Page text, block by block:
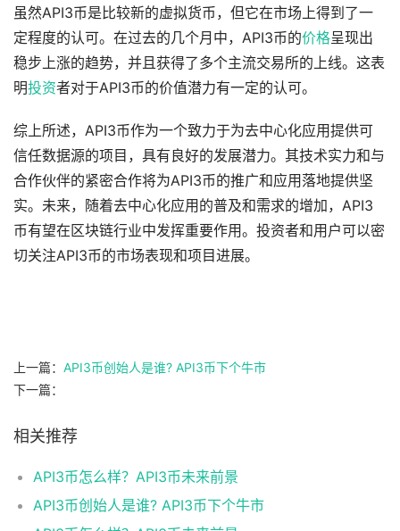
虽然API3币是比较新的虚拟货币，但它在市场上得到了一
定程度的认可。在过去的几个月中，API3币的价格呈现出
稳步上涨的趋势，并且获得了多个主流交易所的上线。这表
明投资者对于API3币的价值潜力有一定的认可。
综上所述，API3币作为一个致力于为去中心化应用提供可
信任数据源的项目，具有良好的发展潜力。其技术实力和与
合作伙伴的紧密合作将为API3币的推广和应用落地提供坚
实。未来，随着去中心化应用的普及和需求的增加，API3
币有望在区块链行业中发挥重要作用。投资者和用户可以密
切关注API3币的市场表现和项目进展。
上一篇： API3币创始人是谁? API3币下个牛市
下一篇：
相关推荐
API3币怎么样？API3币未来前景
API3币创始人是谁? API3币下个牛市